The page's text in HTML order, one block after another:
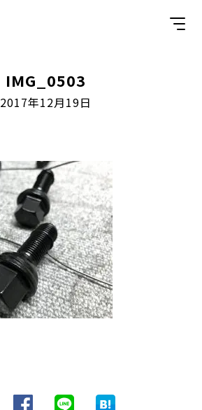
IMG_0503
2017年12月19日